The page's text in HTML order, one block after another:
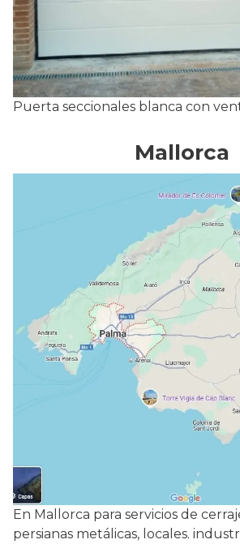
Puerta seccionales blanca con
Mallorca
En Mallorca para servicios de
persianas metálicas, locales.